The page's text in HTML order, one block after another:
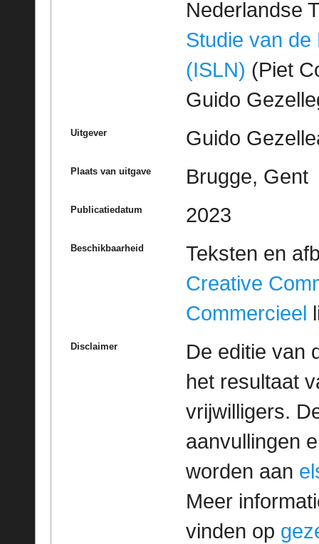
Nederlandse
Studie van de
(ISLN) (Piet
Guido
Uitgever Guido
Plaats van uitgave Brugge, Gent
Publicatiedatum 2023
Beschikbaarheid
Teksten en
Creative
Commercieel
Disclaimer
De editie van
het resultaat
vrijwilligers.
aanvullingen
worden aan
Meer
vinden op